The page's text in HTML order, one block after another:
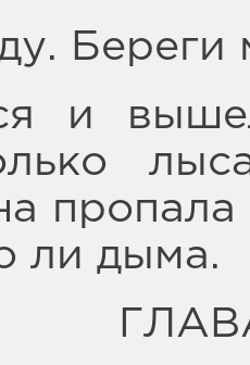
Береги
и
пропала
ли дыма.